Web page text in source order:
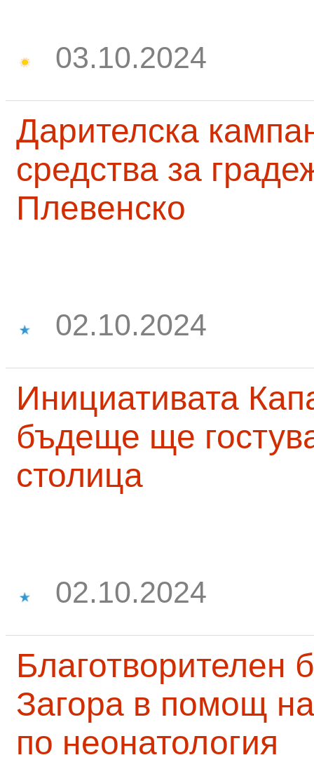
03.10.2024
Дарителска
средства за
Плевенско
02.10.2024
Инициативата
бъдеще ще
столица
02.10.2024
Благотворителен
Загора в помощ
по неонатология